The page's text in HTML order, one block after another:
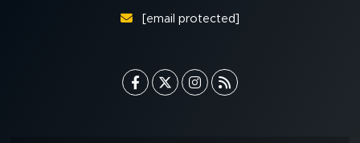
[email protected]